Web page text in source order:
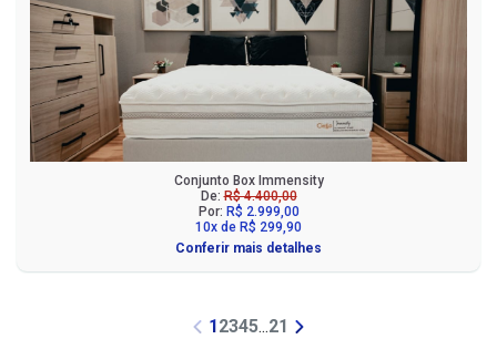
Conjunto Box Immensity
De:R$ 4.400,00
Por: R$ 2.999,00
10x de R$ 299,90
Conferir mais detalhes
1 2345...21